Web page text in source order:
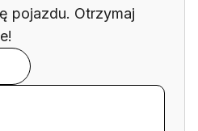
pojazdu. Otrzymaj